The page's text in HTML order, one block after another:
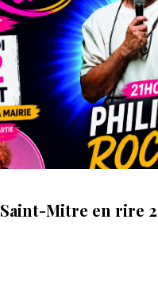
Saint-Mitre en rire